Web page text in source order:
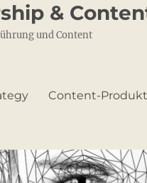
&
und Content
Content-